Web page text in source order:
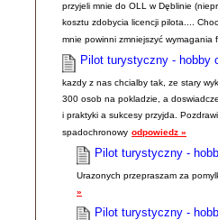
przyjeli mnie do OLL w Dęblinie
kosztu zdobycia licencji pilota....
mnie powinni zmniejszyć
Pilot turystyczny - hobby
kazdy z nas chcialby tak, ze stary
300 osob na pokladzie, a
i praktyki a sukcesy przyjda.
spadochronowy odpowiedz »
Pilot turystyczny -
Urazonych przepraszam za
»
Pilot turystyczny -